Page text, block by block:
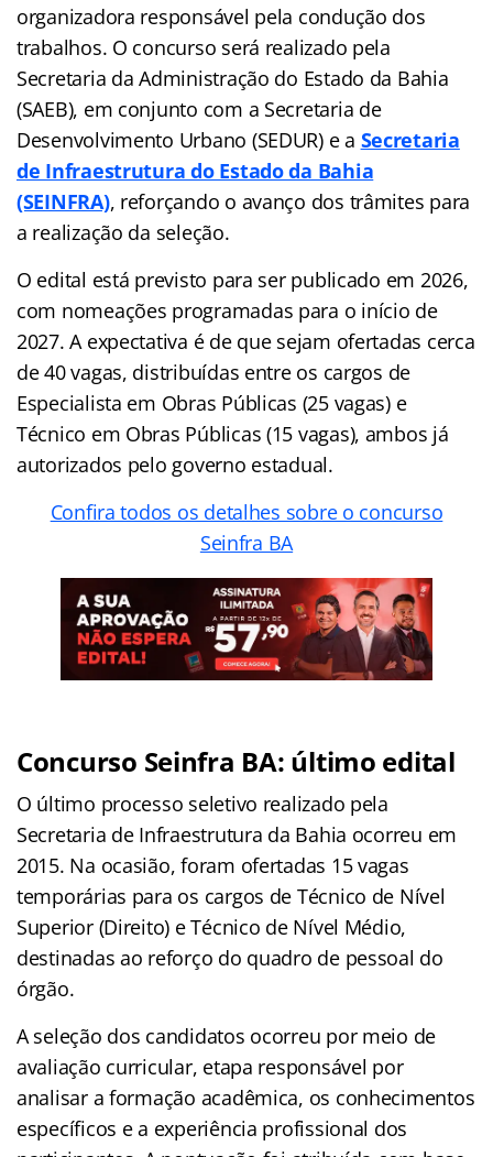
organizadora responsável pela condução dos
trabalhos. O concurso será realizado pela
Secretaria da Administração do Estado da Bahia
(SAEB), em conjunto com a Secretaria de
Desenvolvimento Urbano (SEDUR) e a Secretaria
de Infraestrutura do Estado da Bahia
(SEINFRA), reforçando o avanço dos trâmites para
a realização da seleção.
O edital está previsto para ser publicado em 2026,
com nomeações programadas para o início de
2027. A expectativa é de que sejam ofertadas cerca
de 40 vagas, distribuídas entre os cargos de
Especialista em Obras Públicas (25 vagas) e
Técnico em Obras Públicas (15 vagas), ambos já
autorizados pelo governo estadual.
Confira todos os detalhes sobre o concurso
Seinfra BA
Concurso Seinfra BA: último edital
O último processo seletivo realizado pela
Secretaria de Infraestrutura da Bahia ocorreu em
2015. Na ocasião, foram ofertadas 15 vagas
temporárias para os cargos de Técnico de Nível
Superior (Direito) e Técnico de Nível Médio,
destinadas ao reforço do quadro de pessoal do
órgão.
A seleção dos candidatos ocorreu por meio de
avaliação curricular, etapa responsável por
analisar a formação acadêmica, os conhecimentos
específicos e a experiência profissional dos